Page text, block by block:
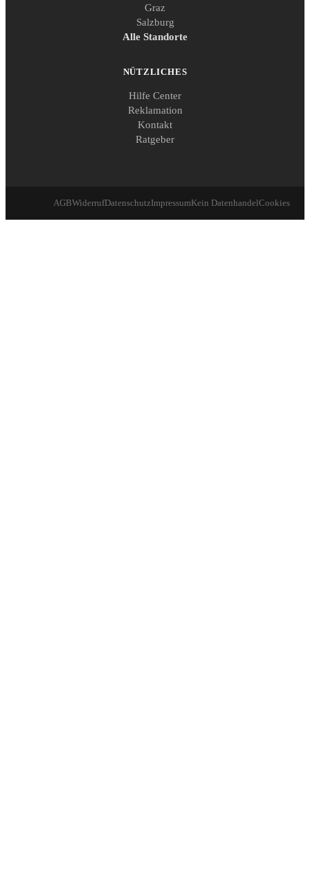
Graz
Salzburg
Alle Standorte
NÜTZLICHES
Hilfe Center
Reklamation
Kontakt
Ratgeber
AGBWiderrufDatenschutzImpressumKein DatenhandelCookies